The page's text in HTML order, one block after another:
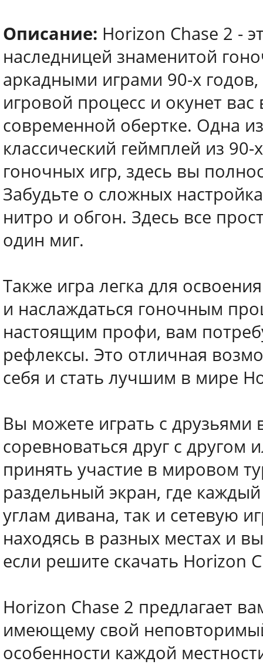
Описание: Horizon Chase 2 -
наследницей знаменитой
аркадными играми 90-х
игровой процесс и окунет
современной обертке. Одна
классический геймплей из
гоночных игр, здесь вы
Забудьте о сложных
нитро и обгон. Здесь все
один миг.
Также игра легка для
и наслаждаться гоночным
настоящим профи, вам
рефлексы. Это отличная
себя и стать лучшим в мире
Вы можете играть с
соревноваться друг с другом
принять участие в мировом
раздельный экран, где
углам дивана, так и сетевую
находясь в разных местах и
если решите скачать Horizon
Horizon Chase 2 предлагает
имеющему свой
особенности каждой